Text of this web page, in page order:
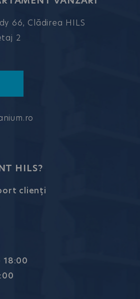
66, Clădirea HILS
2
HILS?
clienți
18:00